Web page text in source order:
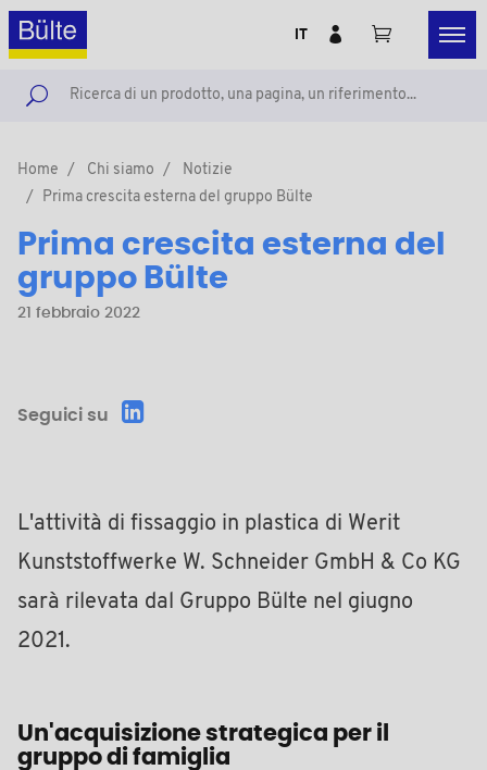
IT
Home Chi siamo
Notizie
Prima crescita esterna del gruppo Bülte
Prima crescita esterna del
gruppo Bülte
21 febbraio 2022
Seguici su
L'attività di fissaggio in plastica di Werit
Kunststoffwerke W. Schneider GmbH & Co KG
sarà rilevata dal Gruppo Bülte nel giugno
2021.
Un'acquisizione strategica per il
gruppo di famiglia